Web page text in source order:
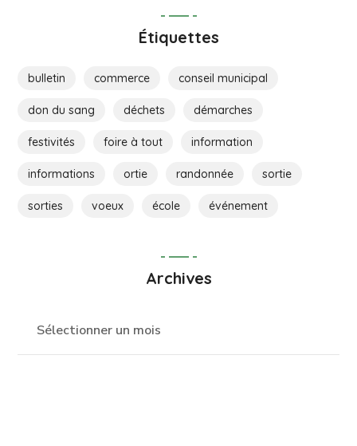
Étiquettes
bulletin commerce conseil municipal
don du sang déchets démarches
festivités foire à tout information
informations ortie randonnée sortie
sorties voeux école événement
Archives